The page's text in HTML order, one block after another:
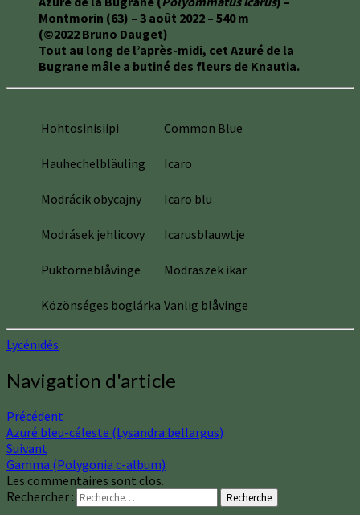
Montmorin (63) – 3 août 2022 – 540 m
(©2022 Bruno Dauget)
Tout au long de l’après-midi, cet Azuré de la
Bugrane mâle a butiné des fleurs de Knautia.
Hohtosinisiipi Common Blue
Hauhechelbläuling Icaro
Modrácik obycajny Icaro blu
Modrásek jehlicovy Icarusblauwtje
Puktörneblåvinge Modraszek ikar
Közönséges boglárka Vanlig blåvinge
Lycénidés
Navigation d'article
Précédent
Azuré bleu-céleste (Lysandra bellargus)
Suivant
Gamma (Polygonia c-album)
Les commentaires sont clos.
Rechercher :
Recherche